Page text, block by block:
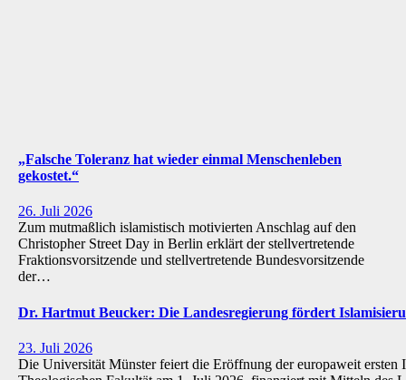
„Falsche Toleranz hat wieder einmal Menschenleben
gekostet.“
26. Juli 2026
Zum mutmaßlich islamistisch motivierten Anschlag auf den
Christopher Street Day in Berlin erklärt der stellvertretende
Fraktionsvorsitzende und stellvertretende Bundesvorsitzende
der…
Dr. Hartmut Beucker: Die Landesregierung fördert
23. Juli 2026
Die Universität Münster feiert die Eröffnung der europaweit ersten